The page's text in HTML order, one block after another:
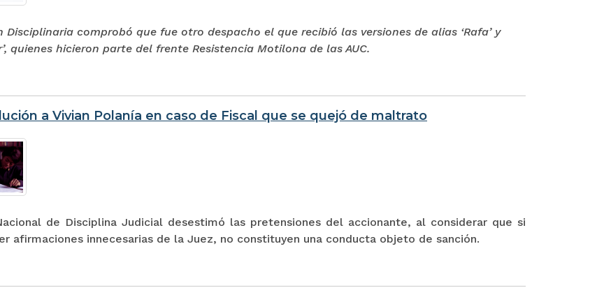
Disciplinaria comprobó que fue otro despacho el que recibió las versiones de alias ‘Rafa’ y
quienes hicieron parte del frente Resistencia Motilona de las AUC.
a Vivian Polanía en caso de Fiscal que se quejó de maltrato
de Disciplina Judicial desestimó las pretensiones del accionante, al considerar que si
afirmaciones innecesarias de la Juez, no constituyen una conducta objeto de sanción.